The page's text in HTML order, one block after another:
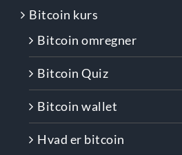
Bitcoin kurs
Bitcoin omregner
Bitcoin Quiz
Bitcoin wallet
Hvad er bitcoin